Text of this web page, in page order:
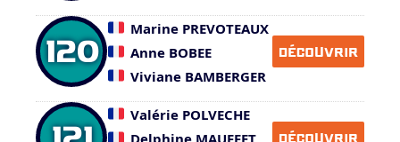
120
Marine PREVOTEAUX
Anne BOBEE
Viviane BAMBERGER
DÉCOUVRIR
Valérie POLVECHE
Delphine MAUFFET
DÉCOUVRIR